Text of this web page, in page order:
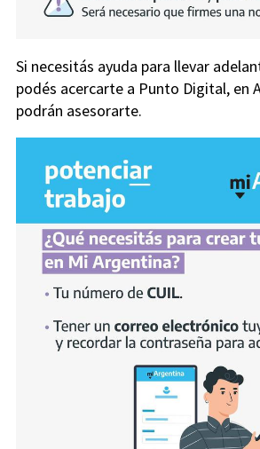
Si necesitás ayuda para llevar
podés acercarte a Punto Digital, en
podrán asesorarte.